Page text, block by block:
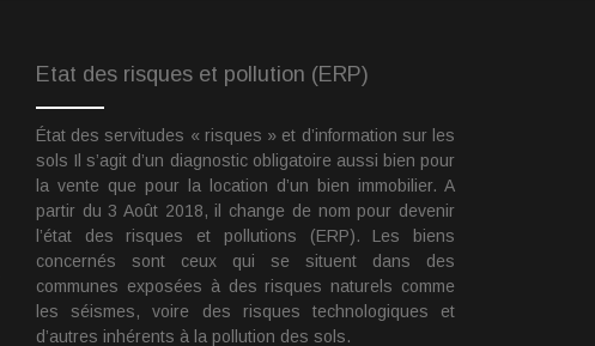
Etat des risques et pollution (ERP)
État des servitudes « risques » et d’information sur les
sols Il s’agit d’un diagnostic obligatoire aussi bien pour
la vente que pour la location d’un bien immobilier. A
partir du 3 Août 2018, il change de nom pour devenir
l’état des risques et pollutions (ERP). Les biens
concernés sont ceux qui se situent dans des
communes exposées à des risques naturels comme
les séismes, voire des risques technologiques et
d’autres inhérents à la pollution des sols.